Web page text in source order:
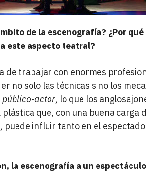
de la escenografía? ¿Por
este aspecto teatral?
de trabajar con enormes
no solo las técnicas sino los
público-actor, lo que los
que, con una buena carga
puede influir tanto en el
la escenografía a un